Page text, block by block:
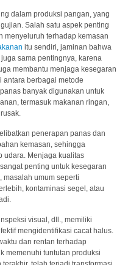
dalam produksi pangan, yang
Salah satu aspek penting
menyeluruh terhadap kemasan
itu sendiri, jaminan bahwa
sama pentingnya, karena
membantu menjaga kesegaran
antara berbagai metode
banyak digunakan untuk
termasuk makanan ringan,
penerapan panas dan
kemasan, sehingga
udara. Menjaga kualitas
penting untuk kesegaran
masalah umum seperti
kontaminasi segel, atau
visual, dll., memiliki
mengidentifikasi cacat halus.
dan rentan terhadap
memenuhi tuntutan produksi